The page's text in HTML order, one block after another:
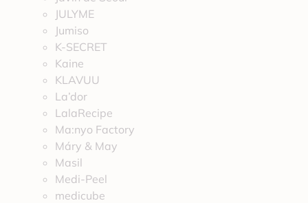
JULYME
Jumiso
K-SECRET
Kaine
KLAVUU
La’dor
LalaRecipe
Ma:nyo Factory
Máry & May
Masil
Medi-Peel
medicube